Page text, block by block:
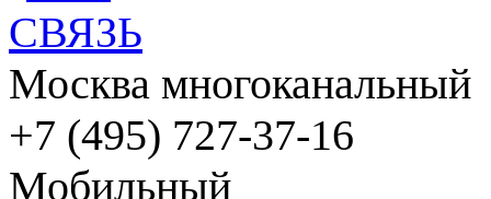
Москва многоканальный
+7 (495) 727-37-16
Мобильный